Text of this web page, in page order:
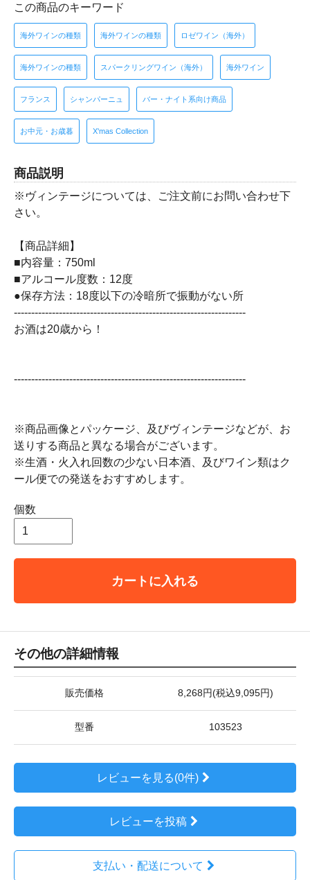
この商品のキーワード
海外ワインの種類 海外ワインの種類 ロゼワイン（海外）
海外ワインの種類 スパークリングワイン（海外） 海外ワイン
フランス シャンパーニュ バー・ナイト系向け商品
お中元・お歳暮 X'mas Collection
商品説明
※ヴィンテージについては、ご注文前にお問い合わせ下
さい。
【商品詳細】
■内容量：750ml
■アルコール度数：12度
●保存方法：18度以下の冷暗所で振動がない所
-------------------------------------------------------------------
お酒は20歳から！
-------------------------------------------------------------------
※商品画像とパッケージ、及びヴィンテージなどが、お
送りする商品と異なる場合がございます。
※生酒・火入れ回数の少ない日本酒、及びワイン類はク
ール便での発送をおすすめします。
個数
カートに入れる
その他の詳細情報
販売価格 8,268円(税込9,095円)
型番 103523
レビューを見る(0件)
レビューを投稿
支払い・配送について